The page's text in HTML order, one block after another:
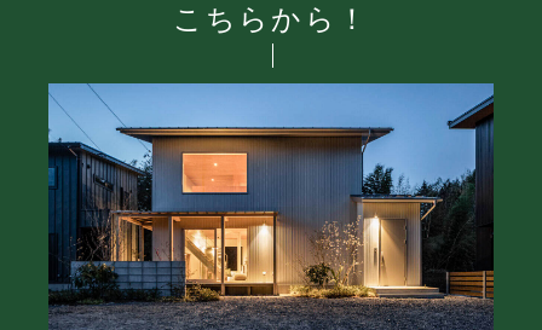
こちらから！